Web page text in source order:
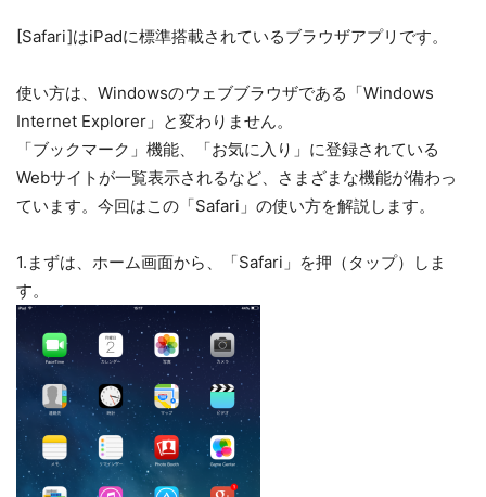
[Safari]はiPadに標準搭載されているブラウザアプリです。
使い方は、Windowsのウェブブラウザである「Windows
Internet Explorer」と変わりません。
「ブックマーク」機能、「お気に入り」に登録されている
Webサイトが一覧表示されるなど、さまざまな機能が備わっ
ています。今回はこの「Safari」の使い方を解説します。
1.まずは、ホーム画面から、「Safari」を押（タップ）しま
す。